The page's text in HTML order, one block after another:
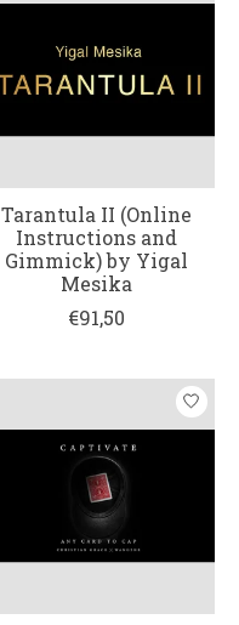
Tarantula II (Online
Instructions and
Gimmick) by Yigal
Mesika
€91,50